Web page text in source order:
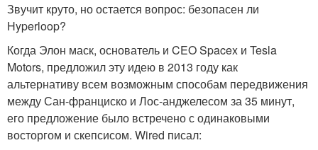
Звучит круто, но остается вопрос: безопасен ли
Hyperloop?
Когда Элон маск, основатель и CEO Spacex и Tesla
Motors, предложил эту идею в 2013 году как
альтернативу всем возможным способам передвижения
между Сан-франциско и Лос-анджелесом за 35 минут,
его предложение было встречено с одинаковыми
восторгом и скепсисом. Wired писал: